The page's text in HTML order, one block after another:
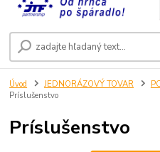
Úvod JEDNORÁZOVÝ TOVAR
Príslušenstvo
Príslušenstvo